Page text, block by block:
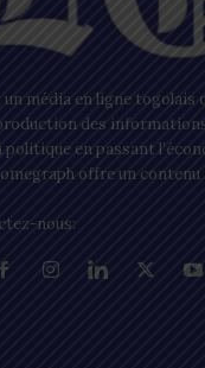
média en ligne togolais
des
en passant
offre un
nous: